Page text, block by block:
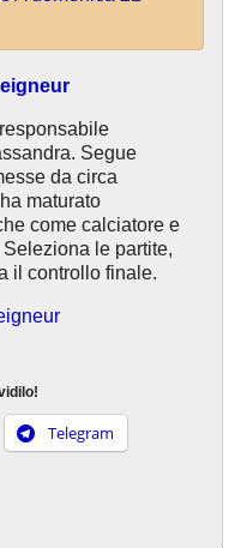
Segue
da circa
maturato
come calciatore e
le partite,
il controllo finale.
Telegram